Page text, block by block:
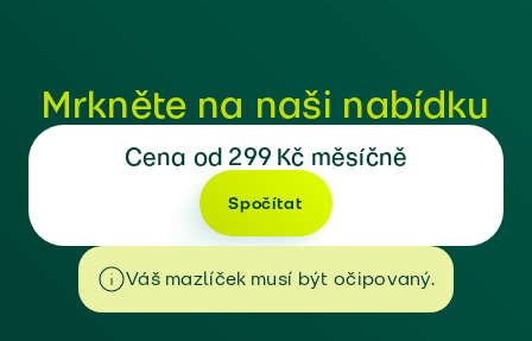
Mrkněte na naši nabídku
Cena od 299 Kč měsíčně
Spočítat
Váš mazlíček musí být očipovaný.